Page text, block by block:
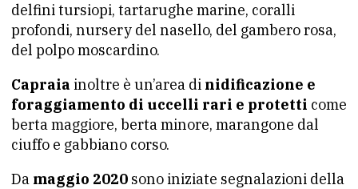
delfini tursiopi, tartarughe marine, coralli
profondi, nursery del nasello, del gambero rosa,
del polpo moscardino.
Capraia inoltre è un’area di nidificazione e
foraggiamento di uccelli rari e protetti come
berta maggiore, berta minore, marangone dal
ciuffo e gabbiano corso.
Da maggio 2020 sono iniziate segnalazioni della